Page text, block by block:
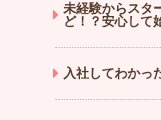
未経験からスタ
ど！？安心して
入社してわかっ